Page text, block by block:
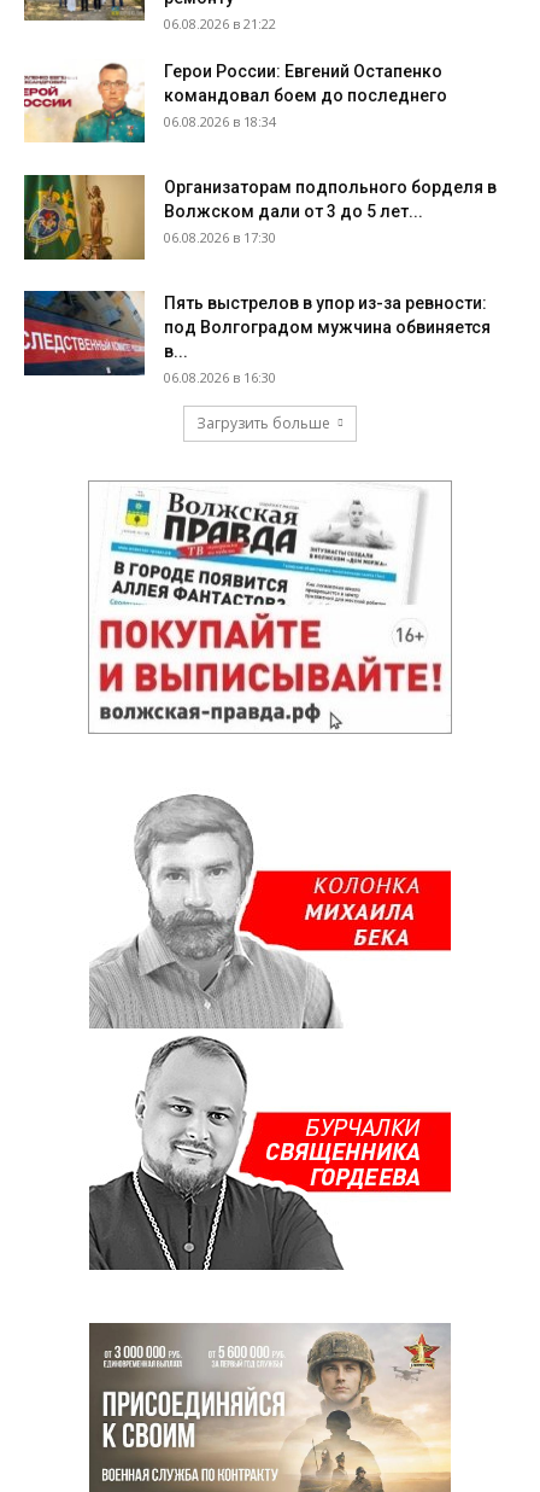
06.08.2026 в 21:22
Герои России: Евгений Остапенко
командовал боем до последнего
06.08.2026 в 18:34
Организаторам подпольного борделя в
Волжском дали от 3 до 5 лет...
06.08.2026 в 17:30
Пять выстрелов в упор из-за ревности:
под Волгоградом мужчина обвиняется
в...
06.08.2026 в 16:30
Загрузить больше